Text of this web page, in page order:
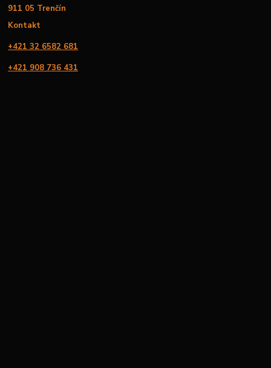
911 05 Trenčín
Kontakt
+421 32 6582 681
+421 908 736 431